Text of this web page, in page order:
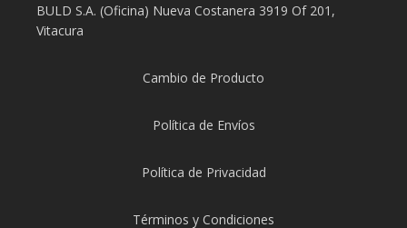
BULD S.A. (Oficina) Nueva Costanera 3919 Of 201,
Vitacura
Cambio de Producto
Política de Envíos
Política de Privacidad
Términos y Condiciones